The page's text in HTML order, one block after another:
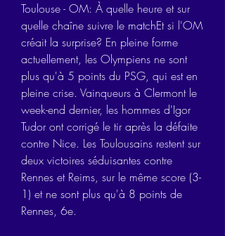
Toulouse - OM: À quelle heure et sur
quelle chaîne suivre le matchEt si l'OM
créait la surprise? En pleine forme
actuellement, les Olympiens ne sont
plus qu'à 5 points du PSG, qui est en
pleine crise. Vainqueurs à Clermont le
week-end dernier, les hommes d'Igor
Tudor ont corrigé le tir après la défaite
contre Nice. Les Toulousains restent sur
deux victoires séduisantes contre
Rennes et Reims, sur le même score (3-
1) et ne sont plus qu'à 8 points de
Rennes, 6e.